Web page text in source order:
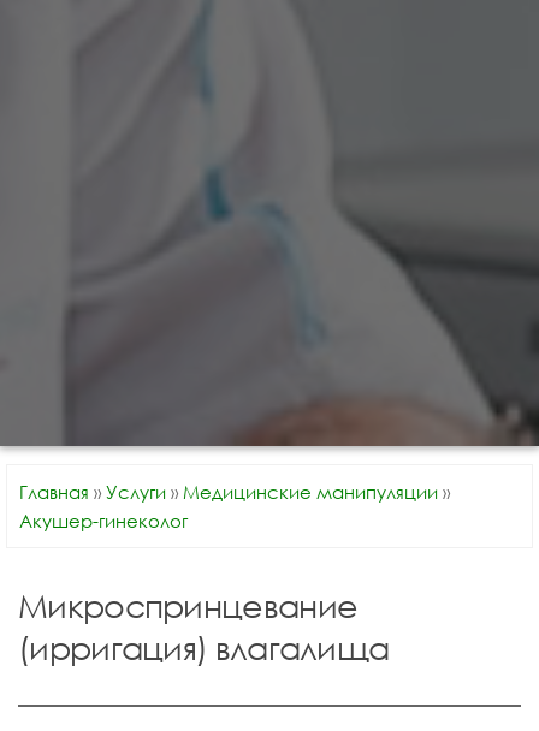
Главная » Услуги » Медицинские манипуляции »
Акушер-гинеколог
Микроспринцевание
(ирригация) влагалища